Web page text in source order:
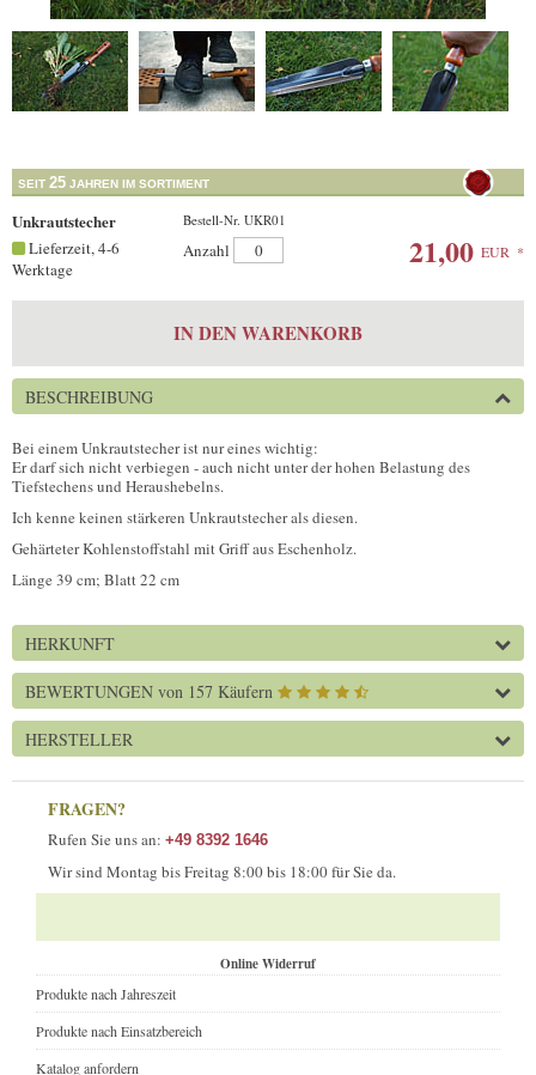
SEIT 25 JAHREN IM SORTIMENT
Unkrautstecher Bestell-Nr. UKR01
Lieferzeit, 4-6
Werktage
Anzahl 21,00 EUR *
IN DEN WARENKORB
BESCHREIBUNG
Bei einem Unkrautstecher ist nur eines wichtig:
Er darf sich nicht verbiegen - auch nicht unter der hohen Belastung des
Tiefstechens und Heraushebelns.
Ich kenne keinen stärkeren Unkrautstecher als diesen.
Gehärteter Kohlenstoffstahl mit Griff aus Eschenholz.
Länge 39 cm; Blatt 22 cm
HERKUNFT
BEWERTUNGEN von 157 Käufern
HERSTELLER
FRAGEN?
Rufen Sie uns an: +49 8392 1646
Wir sind Montag bis Freitag 8:00 bis 18:00 für Sie da.
Online Widerruf
Produkte nach Jahreszeit
Produkte nach Einsatzbereich
Katalog anfordern